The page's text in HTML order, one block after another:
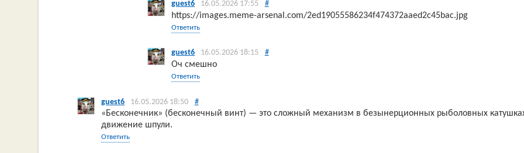
guest6 16.05.2026 17:55 #
https://images.meme-arsenal.com/2ed19055586234f474372aaed2c45bac.jpg
Ответить
guest6 16.05.2026 18:15 #
Оч смешно
Ответить
guest6 16.05.2026 18:50 #
«Бесконечник» (бесконечный винт) — это сложный механизм в безынерционных рыболовных
движение шпули.
Ответить